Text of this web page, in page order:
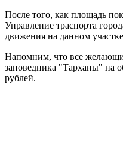
После того, как площадь
Управление траспорта
движения на данном
Напомним, что все
заповедника "Тарханы" на
рублей.